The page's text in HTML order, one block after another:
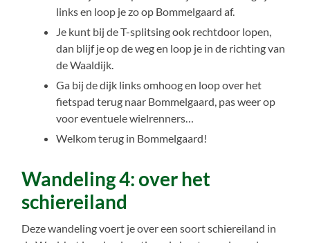
links en loop je zo op Bommelgaard af.
Je kunt bij de T-splitsing ook rechtdoor lopen,
dan blijf je op de weg en loop je in de richting van
de Waaldijk.
Ga bij de dijk links omhoog en loop over het
fietspad terug naar Bommelgaard, pas weer op
voor eventuele wielrenners…
Welkom terug in Bommelgaard!
Wandeling 4: over het
schiereiland
Deze wandeling voert je over een soort schiereiland in